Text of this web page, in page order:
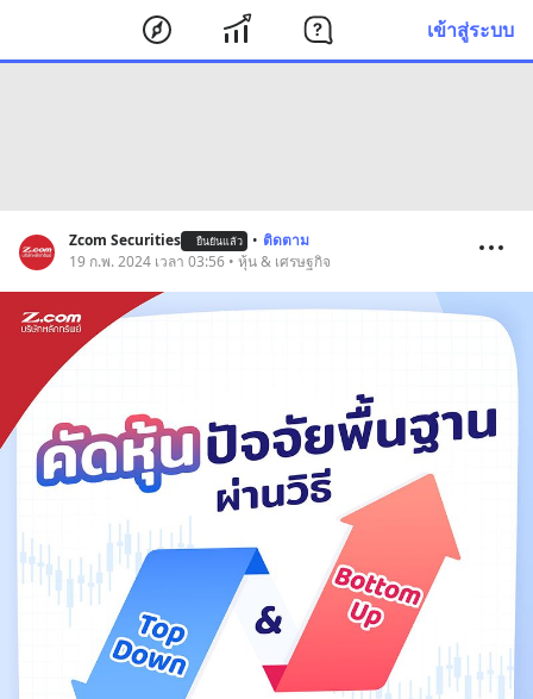
เข้าสู่ระบบ
Zcom Securities ยืนยันแล้ว • ติดตาม
19 ก.พ. 2024 เวลา 03:56 • หุ้น & เศรษฐกิจ